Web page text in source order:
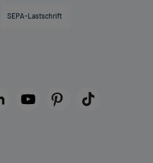
SEPA-Lastschrift